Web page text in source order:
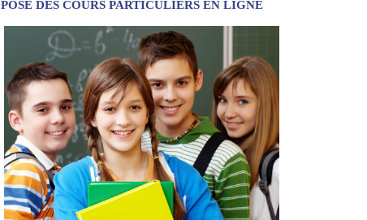
DES COURS PARTICULIERS EN LIGNE